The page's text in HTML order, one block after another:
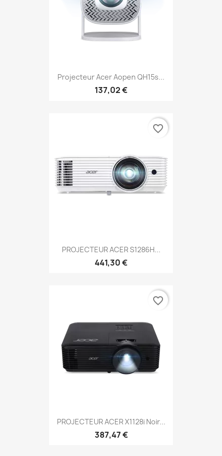
Projecteur Acer Aopen QH15s...
137,02 €
PROJECTEUR ACER S1286H...
441,30 €
favorite_border
PROJECTEUR ACER X1128i Noir...
387,47 €
favorite_border